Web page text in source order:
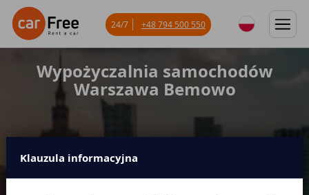
Wypożyczalnia samochodów
Warszawa Bemowo
24/7 +48 794 500 550
Klauzula informacyjna